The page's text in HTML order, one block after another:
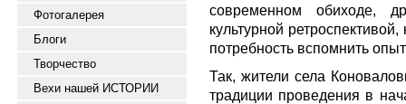
Фотогалерея
Блоги
Творчество
Вехи нашей ИСТОРИИ
современном обиходе,
культурной
потребность вспомнить
Так, жители села
традиции проведения в